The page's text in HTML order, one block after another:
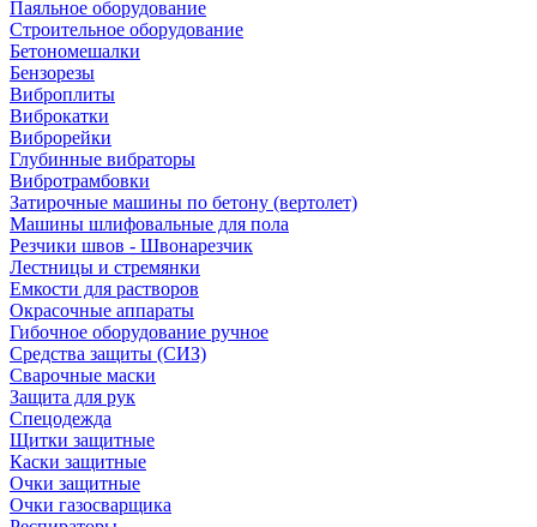
Паяльное оборудование
Строительное оборудование
Бетономешалки
Бензорезы
Виброплиты
Виброкатки
Виброрейки
Глубинные вибраторы
Вибротрамбовки
Затирочные машины по бетону (вертолет)
Машины шлифовальные для пола
Резчики швов - Швонарезчик
Лестницы и стремянки
Емкости для растворов
Окрасочные аппараты
Гибочное оборудование ручное
Средства защиты (СИЗ)
Сварочные маски
Защита для рук
Спецодежда
Щитки защитные
Каски защитные
Очки защитные
Очки газосварщика